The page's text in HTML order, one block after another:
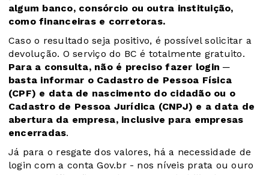
algum banco, consórcio ou outra instituição,
como financeiras e corretoras.
Caso o resultado seja positivo, é possível solicitar a
devolução. O serviço do BC é totalmente gratuito.
Para a consulta, não é preciso fazer login ─
basta informar o Cadastro de Pessoa Física
(CPF) e data de nascimento do cidadão ou o
Cadastro de Pessoa Jurídica (CNPJ) e a data de
abertura da empresa, inclusive para empresas
encerradas.
Já para o resgate dos valores, há a necessidade de
login com a conta Gov.br - nos níveis prata ou ouro